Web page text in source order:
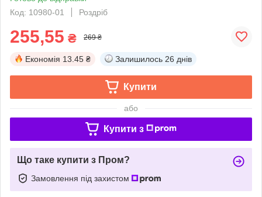
Код: 10980-01
Роздріб
255,55 ₴ 269 ₴
Економія 13.45 ₴ Залишилось 26 днів
Купити
або
Купити з
Що таке купити з Пром?
Замовлення під захистом